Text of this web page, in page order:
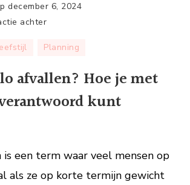
december 6, 2024
achterop
10
afvallen?
Hoe
plan
verantwoord
Planning
afvallen? Hoe je met
kunt
een term waar veel mensen op
als ze op korte termijn gewicht